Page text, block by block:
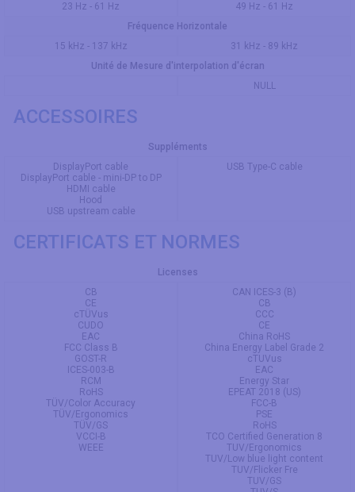
23 Hz - 61 Hz
49 Hz - 61 Hz
Fréquence Horizontale
15 kHz - 137 kHz
31 kHz - 89 kHz
Unité de Mesure d'interpolation d'écran
NULL
ACCESSOIRES
Suppléments
DisplayPort cable
DisplayPort cable - mini-DP to DP
HDMI cable
Hood
USB upstream cable
USB Type-C cable
CERTIFICATS ET NORMES
Licenses
CB
CE
cTÜVus
CUDO
EAC
FCC Class B
GOST-R
ICES-003-B
RCM
RoHS
TÜV/Color Accuracy
TÜV/Ergonomics
TÜV/GS
VCCI-B
WEEE
CAN ICES-3 (B)
CB
CCC
CE
China RoHS
China Energy Label Grade 2
cTUVus
EAC
Energy Star
EPEAT 2018 (US)
FCC-B
PSE
RoHS
TCO Certified Generation 8
TUV/Ergonomics
TUV/Low blue light content
TUV/Flicker Fre
TUV/GS